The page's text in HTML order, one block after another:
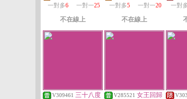
一對多6 一對一25
不在線上
一對多5 一對一20
不在線上
一對
V309461 三十八度 V285521 女王回歸